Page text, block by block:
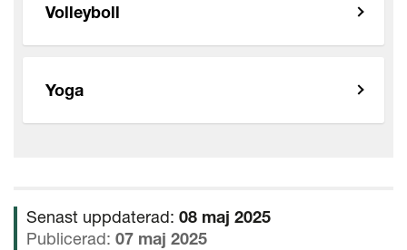
Volleyboll
Yoga
Senast uppdaterad: 08 maj 2025
Publicerad: 07 maj 2025